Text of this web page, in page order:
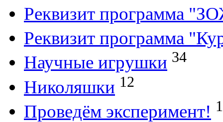
Реквизит программа
Реквизит программа
Научные игрушки 34
Николяшки 12
Проведём эксперимент!